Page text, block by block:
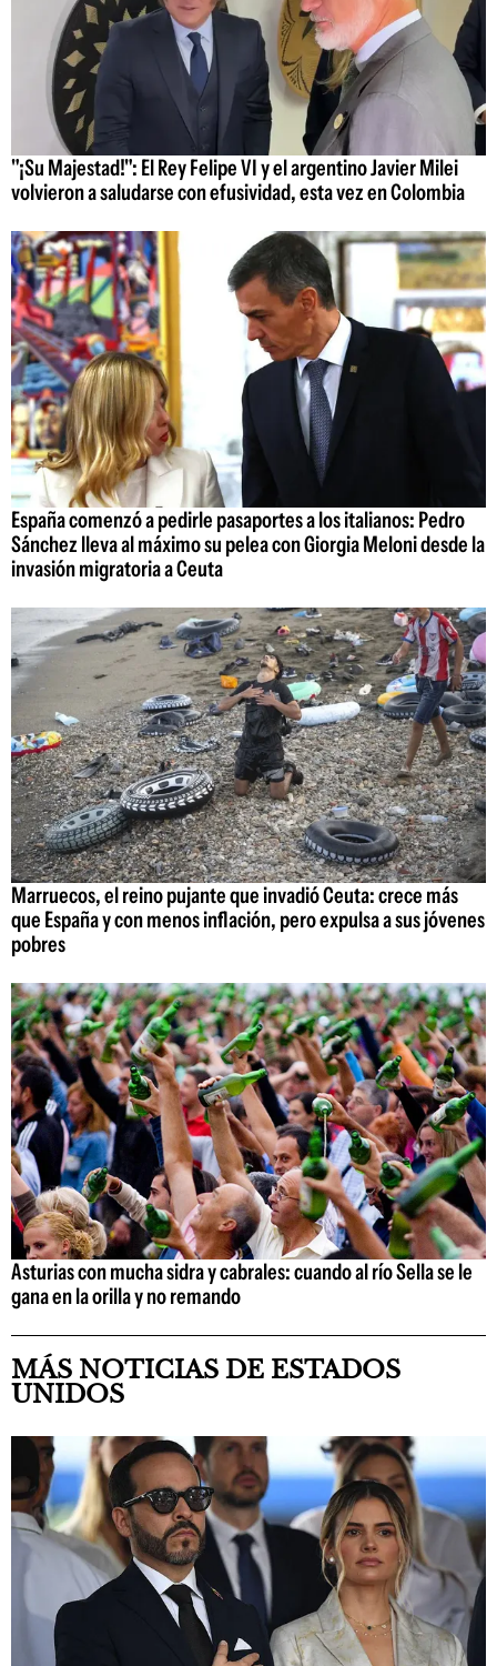
"¡Su Majestad!": El Rey Felipe VI y el argentino Javier Milei
volvieron a saludarse con efusividad, esta vez en Colombia
España comenzó a pedirle pasaportes a los italianos: Pedro
Sánchez lleva al máximo su pelea con Giorgia Meloni desde la
invasión migratoria a Ceuta
Marruecos, el reino pujante que invadió Ceuta: crece más
que España y con menos inflación, pero expulsa a sus jóvenes
pobres
Asturias con mucha sidra y cabrales: cuando al río Sella se le
gana en la orilla y no remando
MÁS NOTICIAS DE ESTADOS
UNIDOS